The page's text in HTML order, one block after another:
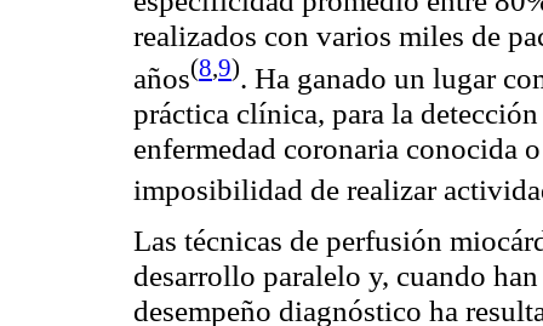
realizados con varios miles de
años(8,9). Ha ganado un lugar
práctica clínica, para la
enfermedad coronaria conocida
imposibilidad de realizar
Las técnicas de perfusión
desarrollo paralelo y, cuando
desempeño diagnóstico ha